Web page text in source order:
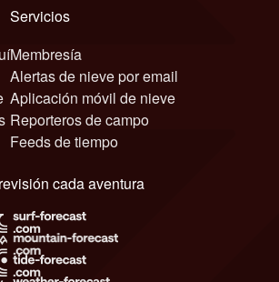
Servicios
Membresía
Alertas de nieve por email
Aplicación móvil de nieve
Reporteros de campo
Feeds de tiempo
Previsión cada aventura